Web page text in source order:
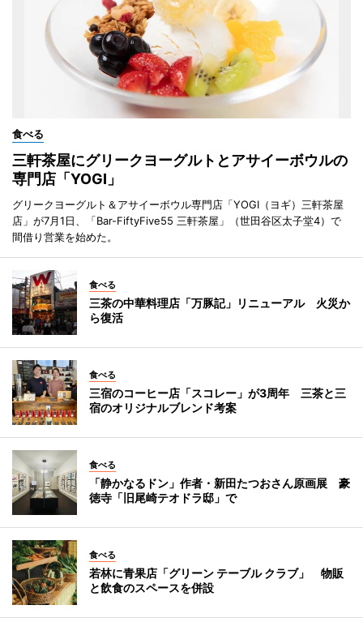
食べる
三軒茶屋にグリークヨーグルトとアサイーボウルの
専門店「YOGI」
グリークヨーグルト＆アサイーボウル専門店「YOGI（ヨギ）三軒茶屋
店」が7月1日、「Bar-FiftyFive55 三軒茶屋」（世田谷区太子堂4）で
間借り営業を始めた。
食べる
三茶の中華料理店「万豚記」リニューアル 火災か
ら復活
食べる
三宿のコーヒー店「スコレー」が3周年 三茶と三
宿のオリジナルブレンド考案
食べる
「静かなるドン」作者・新田たつおさん原画展 豪
徳寺「旧尾崎テオドラ邸」で
食べる
若林に青果店「グリーン テーブル クラブ」 物販
と飲食のスペースを併設